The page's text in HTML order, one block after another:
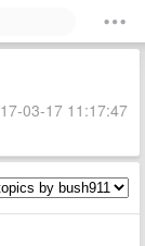
03-17 11:17:47